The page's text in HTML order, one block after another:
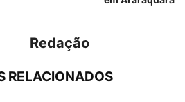
Redação
RELACIONADOS